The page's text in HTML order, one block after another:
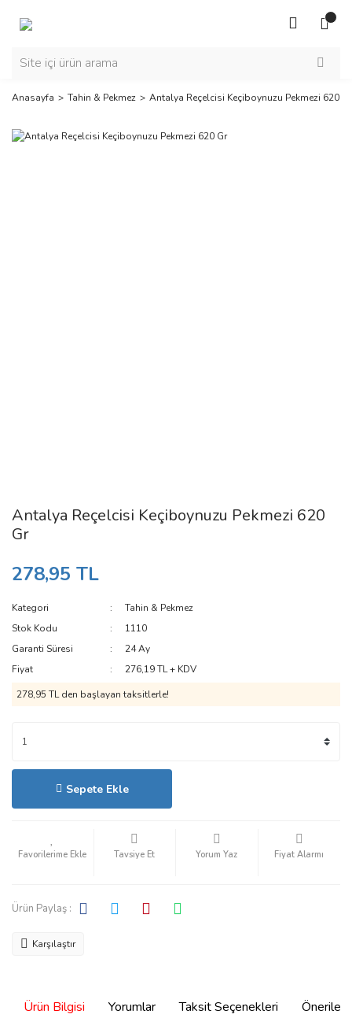
Anasayfa Tahin & Pekmez Antalya Reçelcisi Keçiboynuzu Pekmezi 620 Gr
Antalya Reçelcisi Keçiboynuzu Pekmezi 620
Gr
278,95 TL
Kategori
Tahin & Pekmez
Stok Kodu
1110
Garanti Süresi
24 Ay
Fiyat
276,19 TL + KDV
278,95 TL den başlayan taksitlerle!
Sepete Ekle
Tavsiye Et Yorum Yaz Fiyat Alarmı
Ürün Paylaş :
Karşılaştır
Ürün Bilgisi Yorumlar Taksit Seçenekleri